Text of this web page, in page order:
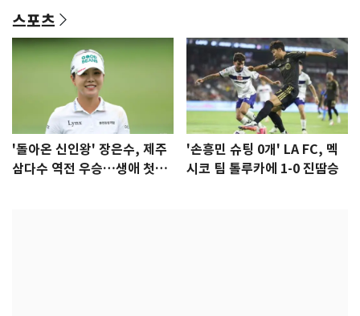
스포츠
'돌아온 신인왕' 장은수, 제주
삼다수 역전 우승…생애 첫승
'손흥민 슈팅 0개' LA FC, 멕
시코 팀 톨루카에 1-0 진땀승